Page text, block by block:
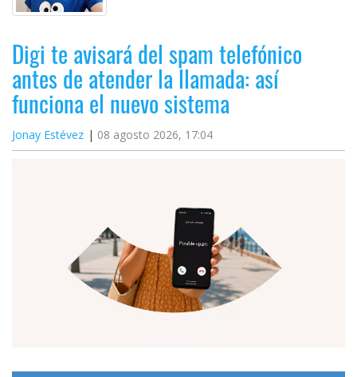
Digi te avisará del spam telefónico
antes de atender la llamada: así
funciona el nuevo sistema
Jonay Estévez 08 agosto 2026, 17:04